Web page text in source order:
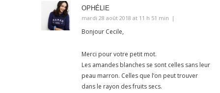
OPHÉLIE
mardi 28 août 2018 at 11 h 51 min
Bonjour Cecile,
Merci pour votre petit mot.
Les amandes blanches se sont celles sans leur
peau marron. Celles que l’on peut trouver
dans le rayon des fruits secs.